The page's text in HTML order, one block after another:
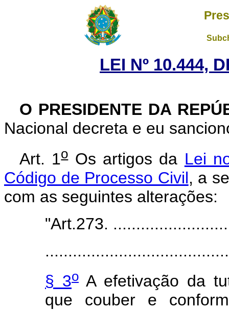
LEI Nº 10.444,
O PRESIDENTE DA
Nacional decreta e eu
Art. 1o Os artigos da Lei
Código de Processo Civil, a
com as seguintes alterações:
"Art.273.
§ 3o A efetivação da
que couber e